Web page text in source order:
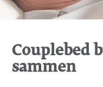
Couplebed
sammen